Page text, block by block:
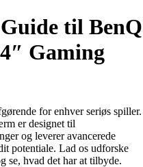
til BenQ
Gaming
for enhver seriøs spiller.
er designet til
og leverer avancerede
potentiale. Lad os udforske
se, hvad det har at tilbyde.